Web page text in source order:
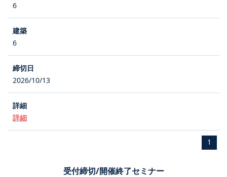
6
6
2026/10/13
詳細
1
受付締切/開催終了セミナー